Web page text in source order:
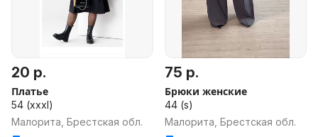
20 р.
Платье
54 (xxxl)
Малорита, Брестская обл.
75 р.
Брюки женские
44 (s)
Малорита, Брестская обл.